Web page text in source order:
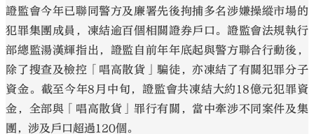
證監會今年已聯同警方及廉署先後拘捕多名涉嫌操縱市場的
犯罪集團成員，凍結逾百個相關證券戶口。證監會法規執行
部總監湯漢輝指出，證監自前年年底起與警方聯合行動後，
除了搜查及檢控「唱高散貨」騙徒，亦凍結了有關犯罪分子
資金。截至今年8月中旬，證監會共凍結大約18億元犯罪資
金，全部與「唱高散貨」罪行有關，當中牽涉不同案件及集
團，涉及戶口超過120個。